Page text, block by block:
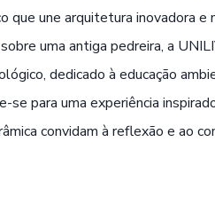
que une arquitetura inovadora e
uma antiga pedreira, a
dedicado à educação
se para uma experiência
convidam à reflexão e ao